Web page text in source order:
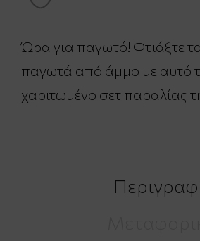
Ώρα για παγωτό! Φτιάξτε
παγωτά από άμμο με αυτό
χαριτωμένο σετ παραλίας